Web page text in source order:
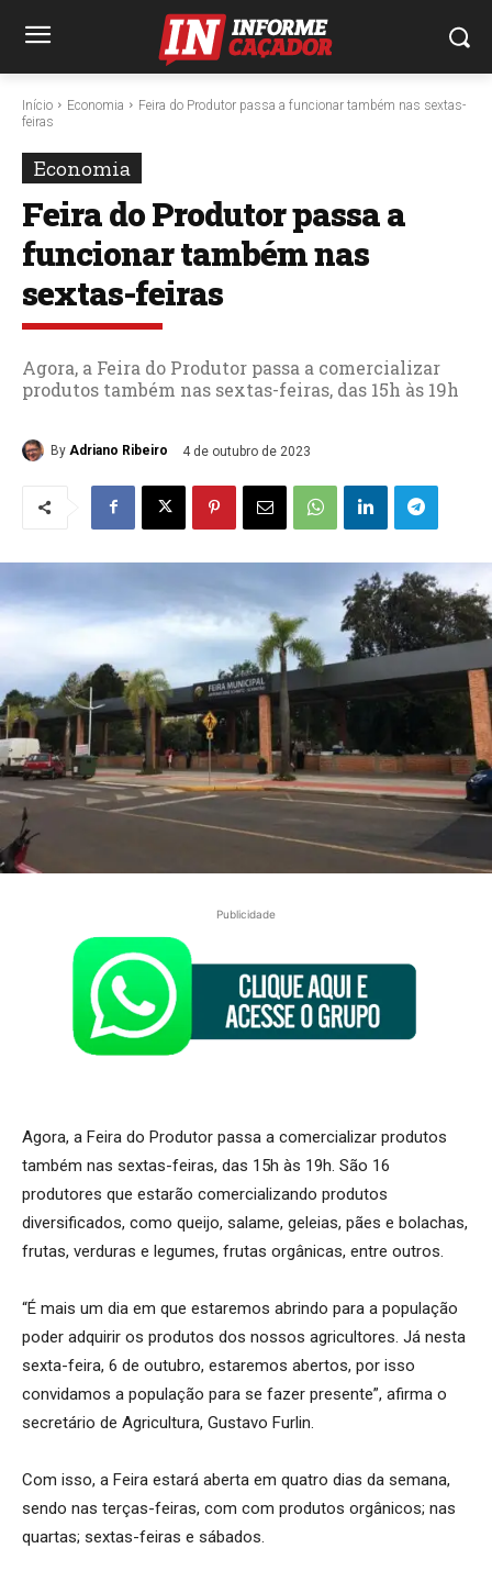
Início Economia
Feira do Produtor passa a funcionar também nas sextas-
feiras
Economia
Feira do Produtor passa a
funcionar também nas
sextas-feiras
Agora, a Feira do Produtor passa a comercializar
produtos também nas sextas-feiras, das 15h às 19h
By Adriano Ribeiro 4 de outubro de 2023
Publicidade
Agora, a Feira do Produtor passa a comercializar produtos
também nas sextas-feiras, das 15h às 19h. São 16
produtores que estarão comercializando produtos
diversificados, como queijo, salame, geleias, pães e bolachas,
frutas, verduras e legumes, frutas orgânicas, entre outros.
“É mais um dia em que estaremos abrindo para a população
poder adquirir os produtos dos nossos agricultores. Já nesta
sexta-feira, 6 de outubro, estaremos abertos, por isso
convidamos a população para se fazer presente”, afirma o
secretário de Agricultura, Gustavo Furlin.
Com isso, a Feira estará aberta em quatro dias da semana,
sendo nas terças-feiras, com com produtos orgânicos; nas
quartas; sextas-feiras e sábados.